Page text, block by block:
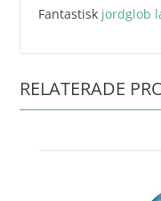
Fantastisk jordglob
RELATERADE